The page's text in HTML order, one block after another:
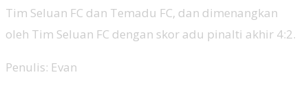
Tim Seluan FC dan Temadu FC, dan dimenangkan
oleh Tim Seluan FC dengan skor adu pinalti akhir 4:2.
Penulis: Evan